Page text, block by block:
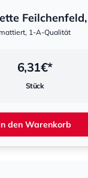
1-A-Qualität
6,31€*
Stück
den Warenkorb